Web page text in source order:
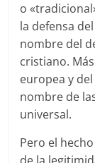
o
la defensa
nombre del
cristiano.
europea y
nombre de
universal.
Pero el